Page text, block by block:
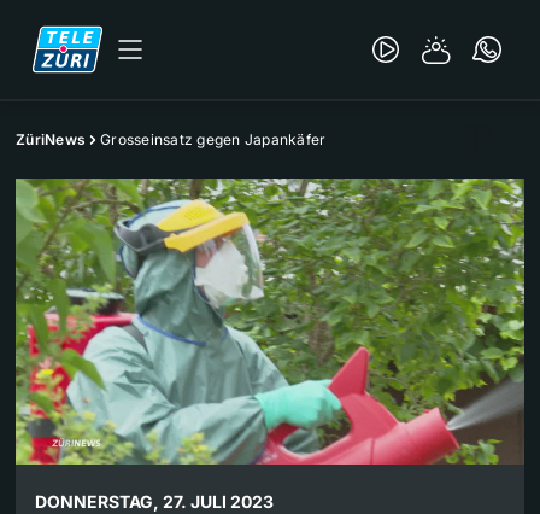
ZüriNews Grosseinsatz gegen Japankäfer
DONNERSTAG, 27. JULI 2023